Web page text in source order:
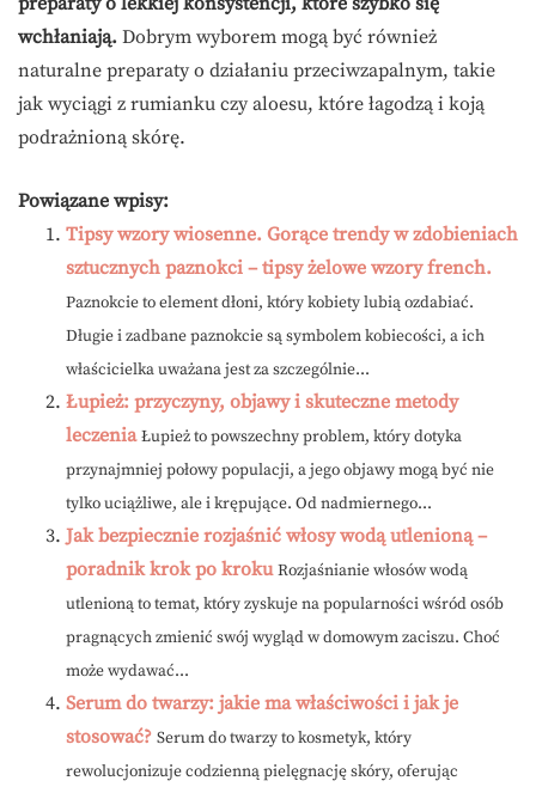
wchłaniają. Dobrym wyborem mogą być również
naturalne preparaty o działaniu przeciwzapalnym, takie
jak wyciągi z rumianku czy aloesu, które łagodzą i koją
podrażnioną skórę.
Powiązane wpisy:
Tipsy wzory wiosenne. Gorące trendy w zdobieniach
sztucznych paznokci – tipsy żelowe wzory french.
Paznokcie to element dłoni, który kobiety lubią ozdabiać.
Długie i zadbane paznokcie są symbolem kobiecości, a ich
właścicielka uważana jest za szczególnie...
Łupież: przyczyny, objawy i skuteczne metody
leczenia Łupież to powszechny problem, który dotyka
przynajmniej połowy populacji, a jego objawy mogą być nie
tylko uciążliwe, ale i krępujące. Od nadmiernego...
Jak bezpiecznie rozjaśnić włosy wodą utlenioną –
poradnik krok po kroku Rozjaśnianie włosów wodą
utlenioną to temat, który zyskuje na popularności wśród osób
pragnących zmienić swój wygląd w domowym zaciszu. Choć
może wydawać...
Serum do twarzy: jakie ma właściwości i jak je
stosować? Serum do twarzy to kosmetyk, który
rewolucjonizuje codzienną pielęgnację skóry, oferując